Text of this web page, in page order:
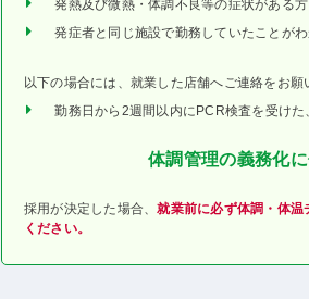
発熱及び微熱・体調不良等の症状がある方
発症者と同じ施設で勤務していたことが
以下の場合には、就業した店舗へご連絡をお願
勤務日から2週間以内にPCR検査を受け
体調管理の義務化
採用が決定した場合、就業前に必ず体調・体
ください。